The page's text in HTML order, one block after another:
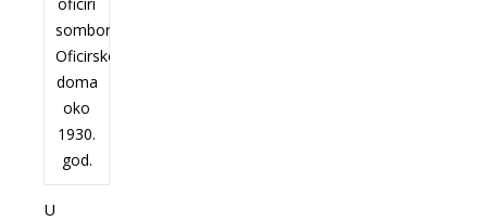
somborskog
Oficirskog
doma
oko
1930.
god.
U